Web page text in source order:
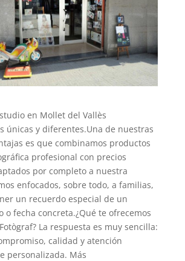
en Mollet del Vallès
únicas y diferentes.Una de nuestras
es que combinamos productos
profesional con precios
por completo a nuestra
enfocados, sobre todo, a familias,
un recuerdo especial de un
o fecha concreta.¿Qué te ofrecemos
La respuesta es muy sencilla:
calidad y atención
personalizada. Más